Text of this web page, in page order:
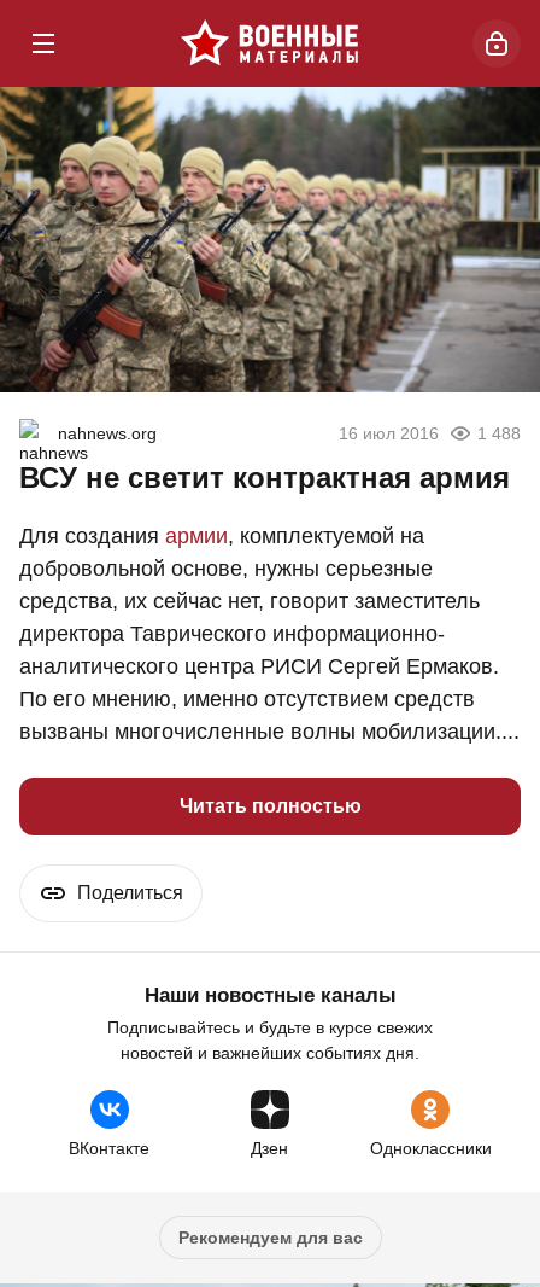
nahnews.org 16 июл 2016 1 488
ВСУ не светит контрактная армия
Для создания армии, комплектуемой на
добровольной основе, нужны серьезные
средства, их сейчас нет, говорит заместитель
директора Таврического информационно-
аналитического центра РИСИ Сергей Ермаков.
По его мнению, именно отсутствием средств
вызваны многочисленные волны мобилизации....
Читать полностью
Поделиться
Наши новостные каналы
Подписывайтесь и будьте в курсе свежих
новостей и важнейших событиях дня.
ВКонтакте Дзен Одноклассники
Рекомендуем для вас